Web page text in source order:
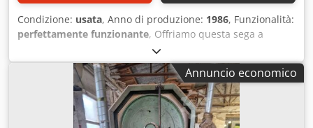
Condizione: usata, Anno di produzione: 1986, Funzionalità:
perfettamente funzionante, Offriamo questa sega a
nastro verticale Brenta usata con sistema di rotazione
automatica. Anno di fabbricazione: 1986 Sega verticale:
Tipo Tuonyelec, numero macchina: 407482 S230 N8586
Ruote: 125 cm Carrello sega: Tipo Progress 750, numero
macchina: 409621 S268 N1143886 Lunghezza massima di
taglio: 12 metri Nelle varie foto è possibile vedere: -
Annuncio economico